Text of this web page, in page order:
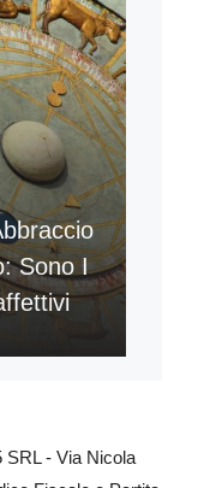
Sono I
SRL - Via Nicola